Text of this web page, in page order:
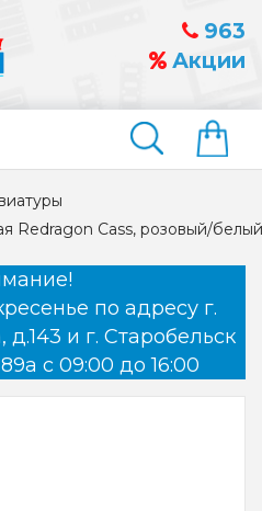
963
Акции
Найти
Redragon Cass, розовый/белый
по адресу г.
и г. Старобельск
с 09:00 до 16:00